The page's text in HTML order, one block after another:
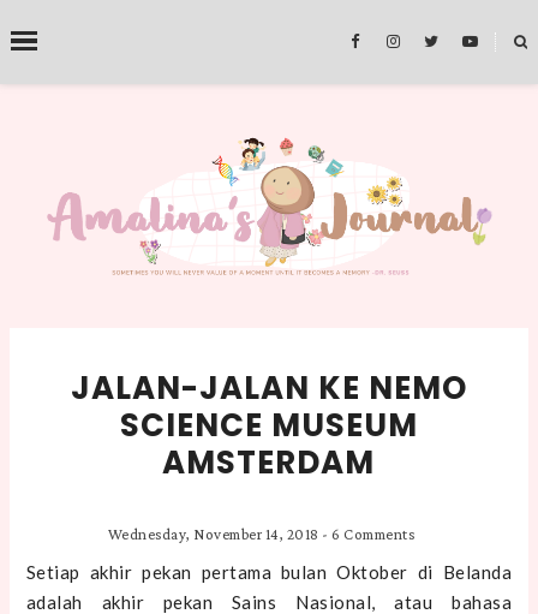
˟
SEARCH THIS BLOG
JALAN-JALAN KE NEMO
SCIENCE MUSEUM
AMSTERDAM
Wednesday, November 14, 2018 - 6 Comments
Setiap akhir pekan pertama bulan Oktober di Belanda
adalah akhir pekan Sains Nasional, atau bahasa